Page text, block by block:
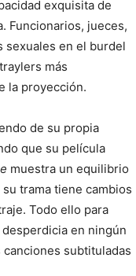
exquisita de
Funcionarios, jueces,
sexuales en el burdel
más
la proyección.
de su propia
que su película
muestra un equilibrio
trama tiene cambios
Todo ello para
en ningún
subtituladas